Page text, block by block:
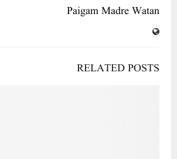
Paigam Madre Watan
RELATED POSTS